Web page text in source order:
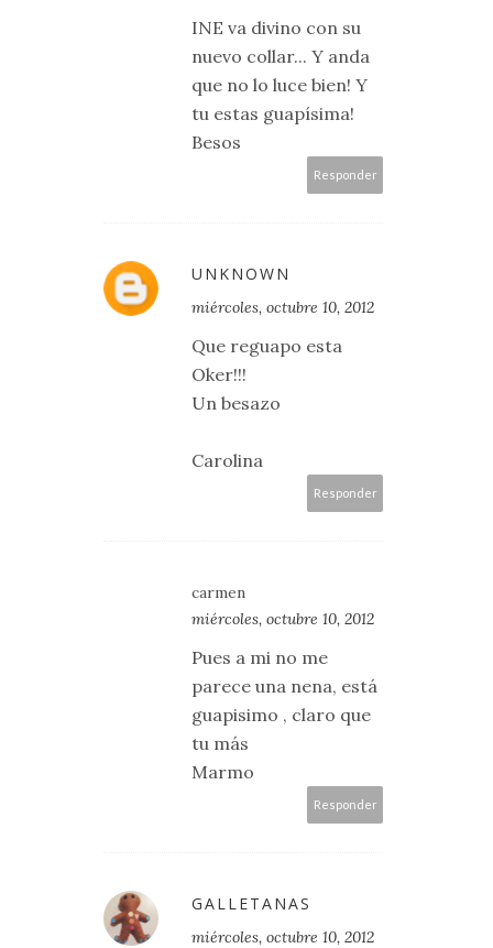
INE va divino con su
nuevo collar... Y anda
que no lo luce bien! Y
tu estas guapísima!
Besos
Responder
UNKNOWN
miércoles, octubre 10, 2012
Que reguapo esta
Oker!!!
Un besazo
Carolina
Responder
carmen
miércoles, octubre 10, 2012
Pues a mi no me
parece una nena, está
guapisimo , claro que
tu más
Marmo
Responder
GALLETANAS
miércoles, octubre 10, 2012